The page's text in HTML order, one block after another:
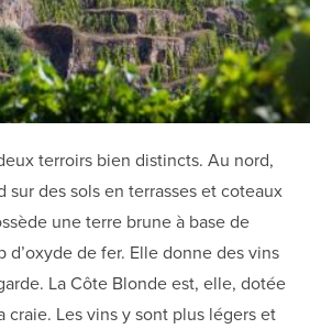
terroirs bien distincts. Au nord,
sur des sols en terrasses et coteaux
une terre brune à base de
d’oxyde de fer. Elle donne des vins
La Côte Blonde est, elle, dotée
craie. Les vins y sont plus légers et